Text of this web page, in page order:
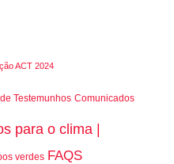
ACT 2024
Testemunhos Comunicados
para o clima |
verdes FAQS